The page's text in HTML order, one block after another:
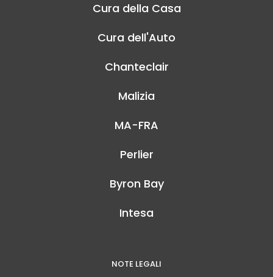
Cura della Casa
Cura dell'Auto
Chanteclair
Malizia
MA-FRA
Perlier
Byron Bay
Intesa
NOTE LEGALI